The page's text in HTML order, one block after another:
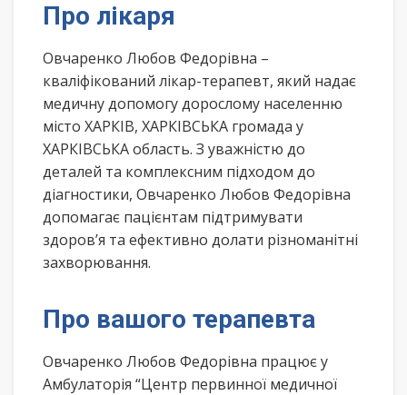
Про лікаря
Овчаренко Любов Федорівна –
кваліфікований лікар-терапевт, який надає
медичну допомогу дорослому населенню
місто ХАРКІВ, ХАРКІВСЬКА громада у
ХАРКІВСЬКА область. З уважністю до
деталей та комплексним підходом до
діагностики, Овчаренко Любов Федорівна
допомагає пацієнтам підтримувати
здоров’я та ефективно долати різноманітні
захворювання.
Про вашого терапевта
Овчаренко Любов Федорівна працює у
Амбулаторія “Центр первинної медичної